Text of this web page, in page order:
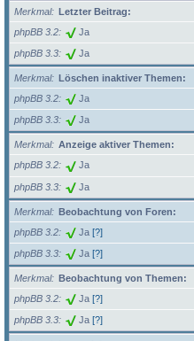
Merkmal
Letzter Beitrag:
phpBB 3.2
Ja
phpBB 3.3 Ja
Merkmal
Löschen inaktiver Themen:
phpBB 3.2
Ja
phpBB 3.3 Ja
Merkmal
Anzeige aktiver Themen:
phpBB 3.2
Ja
phpBB 3.3 Ja
Merkmal
Beobachtung von Foren:
phpBB 3.2
Ja [?]
phpBB 3.3 Ja [?]
Merkmal
Beobachtung von Themen:
phpBB 3.2
Ja [?]
phpBB 3.3 Ja [?]